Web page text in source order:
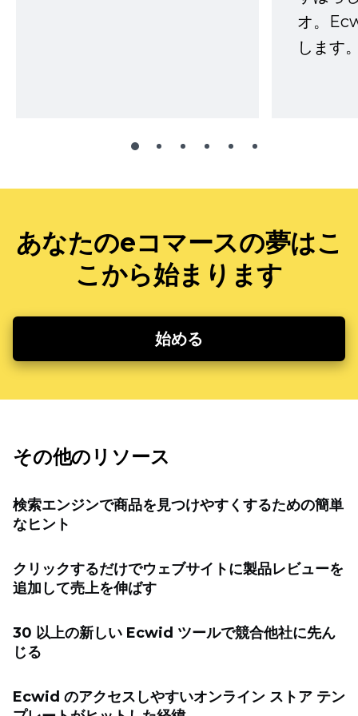
オ。
します
あなたのeコマースの夢はこ
こから始まります
始める
その他のリソース
検索エンジンで商品を見つけやすくするための簡単
なヒント
クリックするだけでウェブサイトに製品レビューを
追加して売上を伸ばす
30 以上の新しい Ecwid ツールで競合他社に先ん
じる
Ecwid のアクセスしやすいオンライン ストア テン